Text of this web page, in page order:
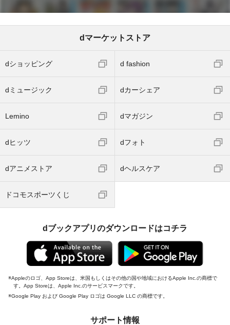
dマーケットストア
dショッピング d fashion
dミュージック dカーシェア
Lemino dマガジン
dヒッツ dフォト
dアニメストア dヘルスケア
ドコモスポーツくじ
dブックアプリのダウンロードはコチラ
Appleのロゴ、App Storeは、米国もしくはその他の国や地域におけるApple Inc.の商標で
す。App Storeは、Apple Inc.のサービスマークです。
Google Play および Google Play ロゴは Google LLC の商標です。
サポート情報